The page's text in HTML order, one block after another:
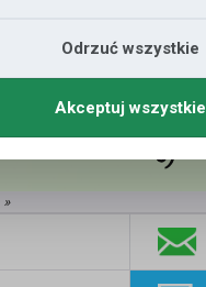
»
Odrzuć wszystkie
Akceptuj wszystkie